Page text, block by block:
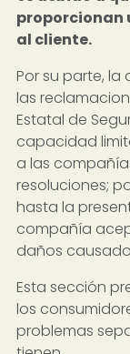
proporcionan
al cliente.
Por su parte,
las
Estatal de
capacidad
a las
resoluciones;
hasta la
compañía
daños
Esta sección
los
problemas